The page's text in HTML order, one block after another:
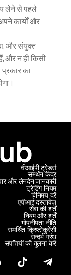
लेने से पहले
कार्यों और
और संयुक्त
और न ही किसी
प्रकार का
समर्थन केंद्र
और लेनदेन जानकारी
वीआईपी ट्रेडर्स
ट्रेडिंग नियम
विनिमय दरें
एपीआई दस्तावेज़
सेवा की शर्तें
नियम और शर्तें
गोपनीयता नीति
समर्थित क्रिप्टोकुरेंसी
सन्दर्भ ग्रंथ
संपत्तियों की तुलना करें